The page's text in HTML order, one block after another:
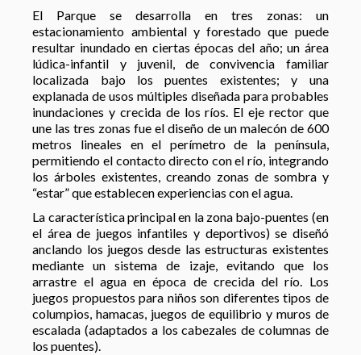
El Parque se desarrolla en tres zonas: un
estacionamiento ambiental y forestado que puede
resultar inundado en ciertas épocas del año; un área
lúdica-infantil y juvenil, de convivencia familiar
localizada bajo los puentes existentes; y una
explanada de usos múltiples diseñada para probables
inundaciones y crecida de los ríos. El eje rector que
une las tres zonas fue el diseño de un malecón de 600
metros lineales en el perímetro de la península,
permitiendo el contacto directo con el río, integrando
los árboles existentes, creando zonas de sombra y
“estar” que establecen experiencias con el agua.
La característica principal en la zona bajo-puentes (en
el área de juegos infantiles y deportivos) se diseñó
anclando los juegos desde las estructuras existentes
mediante un sistema de izaje, evitando que los
arrastre el agua en época de crecida del río. Los
juegos propuestos para niños son diferentes tipos de
columpios, hamacas, juegos de equilibrio y muros de
escalada (adaptados a los cabezales de columnas de
los puentes).